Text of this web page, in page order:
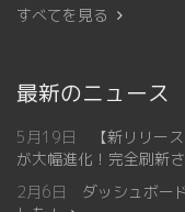
すべてを見る
最新のニュース
5月19日
【新リリー
が大幅進化！完全刷新
2月6日
ダッシュボー